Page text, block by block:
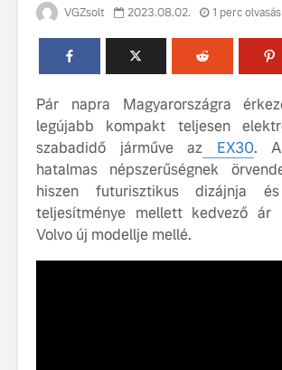
VGZsolt 2023.08.02. 1 perc olvasás
Pár napra Magyarországra
legújabb kompakt teljesen
szabadidő járműve az EX30. A
hatalmas népszerűségnek
hiszen futurisztikus dizájnja
teljesítménye mellett kedvező ár
Volvo új modellje mellé.
Volvo élmények a
Lajvér Pikniken
Milliók számára lett
elérhető a Volvo
Car UX élmény
Az új Volvo EX60 új